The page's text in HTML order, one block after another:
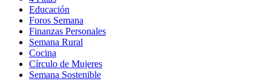
window
new
window
Educación
Foros Semana
Finanzas Personales
Semana Rural
Cocina
Círculo de Mujeres
Semana Sostenible